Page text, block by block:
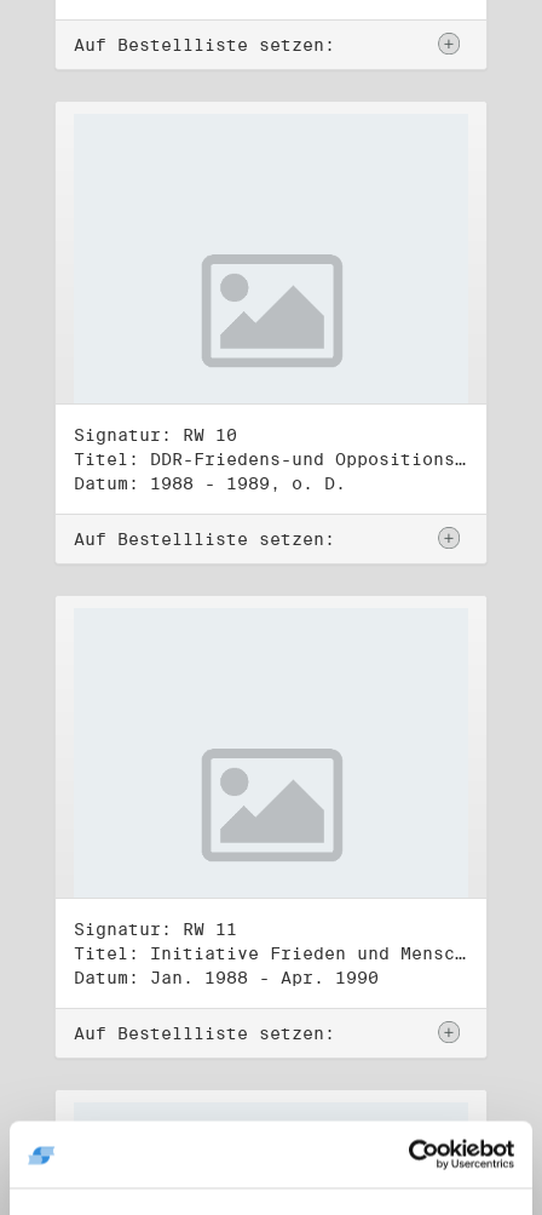
Auf Bestellliste setzen:
Signatur: RW 10
Titel: DDR-Friedens-und Oppositionsbewegung (3)
Datum: 1988 - 1989, o. D.
Auf Bestellliste setzen:
Signatur: RW 11
Titel: Initiative Frieden und Menschenrechte (1)
Datum: Jan. 1988 - Apr. 1990
Auf Bestellliste setzen: